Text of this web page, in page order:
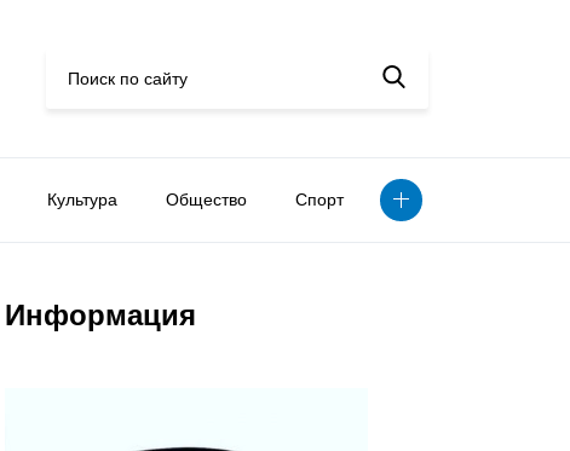
Культура Общество Спорт
Информация